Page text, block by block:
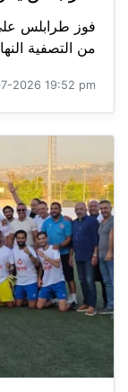
من التصفية
2026 19:52 pm